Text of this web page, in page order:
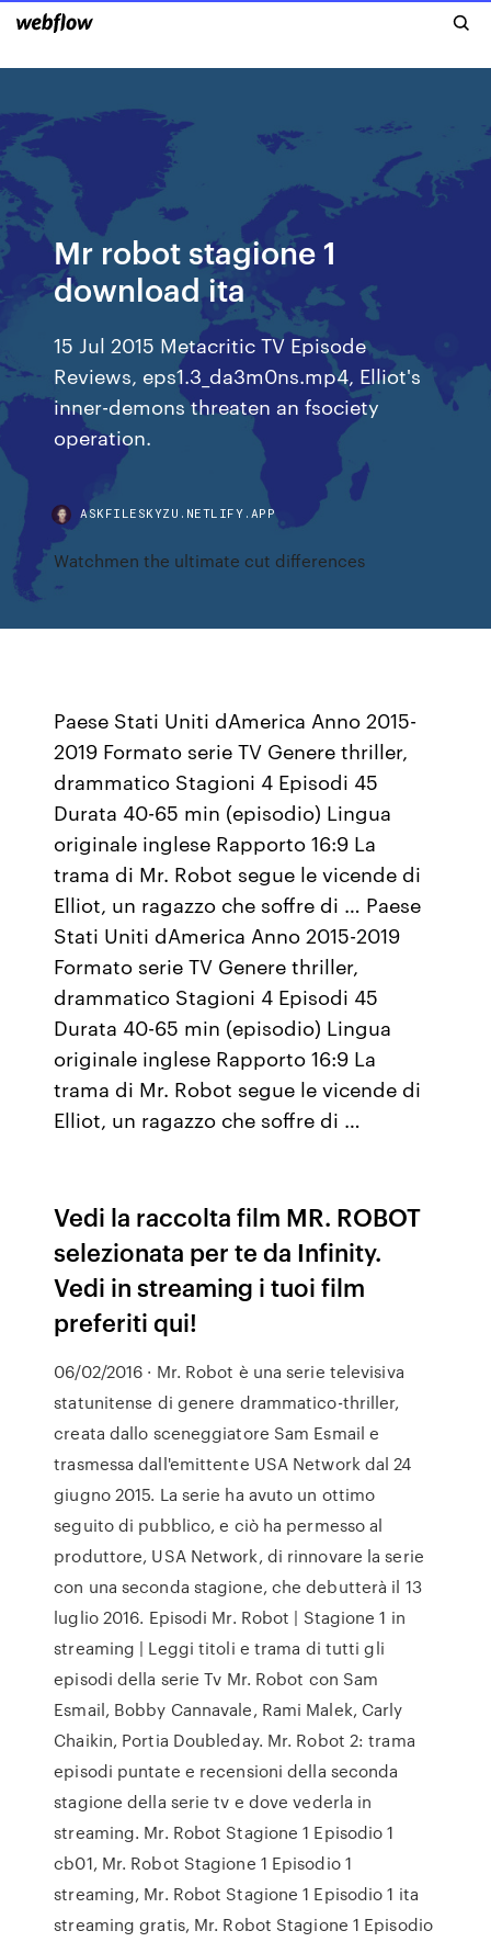
Mr robot stagione 1
download ita
15 Jul 2015 Metacritic TV Episode
Reviews, eps1.3_da3m0ns.mp4, Elliot's
inner-demons threaten an fsociety
operation.
ASKFILESKYZU.NETLIFY.APP
Watchmen the ultimate cut differences
Paese Stati Uniti dAmerica Anno 2015-
2019 Formato serie TV Genere thriller,
drammatico Stagioni 4 Episodi 45
Durata 40-65 min (episodio) Lingua
originale inglese Rapporto 16:9 La
trama di Mr. Robot segue le vicende di
Elliot, un ragazzo che soffre di … Paese
Stati Uniti dAmerica Anno 2015-2019
Formato serie TV Genere thriller,
drammatico Stagioni 4 Episodi 45
Durata 40-65 min (episodio) Lingua
originale inglese Rapporto 16:9 La
trama di Mr. Robot segue le vicende di
Elliot, un ragazzo che soffre di …
Vedi la raccolta film MR. ROBOT
selezionata per te da Infinity.
Vedi in streaming i tuoi film
preferiti qui!
06/02/2016 · Mr. Robot è una serie televisiva
statunitense di genere drammatico-thriller,
creata dallo sceneggiatore Sam Esmail e
trasmessa dall'emittente USA Network dal 24
giugno 2015. La serie ha avuto un ottimo
seguito di pubblico, e ciò ha permesso al
produttore, USA Network, di rinnovare la serie
con una seconda stagione, che debutterà il 13
luglio 2016. Episodi Mr. Robot | Stagione 1 in
streaming | Leggi titoli e trama di tutti gli
episodi della serie Tv Mr. Robot con Sam
Esmail, Bobby Cannavale, Rami Malek, Carly
Chaikin, Portia Doubleday. Mr. Robot 2: trama
episodi puntate e recensioni della seconda
stagione della serie tv e dove vederla in
streaming. Mr. Robot Stagione 1 Episodio 1
cb01, Mr. Robot Stagione 1 Episodio 1
streaming, Mr. Robot Stagione 1 Episodio 1 ita
streaming gratis, Mr. Robot Stagione 1 Episodio